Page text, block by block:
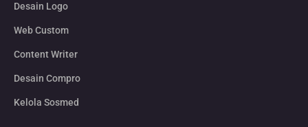
Desain Logo
Web Custom
Content Writer
Desain Compro
Kelola Sosmed